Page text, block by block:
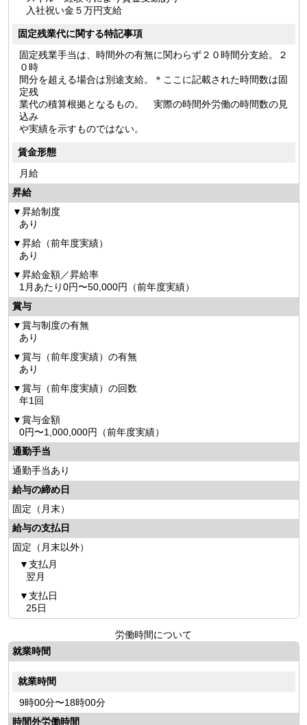
入社祝い金５万円支給
固定残業代に関する特記事項
固定残業手当は、時間外の有無に関わらず２０時間分支給。２
０時
間分を超える場合は別途支給。＊ここに記載された時間数は固
定残
業代の積算根拠となるもの。 実際の時間外労働の時間数の見
込み
や実績を示すものではない。
賃金形態
月給
昇給
昇給制度
あり
昇給（前年度実績）
あり
昇給金額／昇給率
1月あたり0円〜50,000円（前年度実績）
賞与
賞与制度の有無
あり
賞与（前年度実績）の有無
あり
賞与（前年度実績）の回数
年1回
賞与金額
0円〜1,000,000円（前年度実績）
通勤手当
通勤手当あり
給与の締め日
固定（月末）
給与の支払日
固定（月末以外）
支払月
翌月
支払日
25日
労働時間について
就業時間
就業時間
9時00分〜18時00分
時間外労働時間